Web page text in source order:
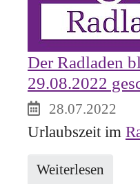
Der Radladen
29.08.2022
28.07.2022
Urlaubszeit im
Weiterlesen